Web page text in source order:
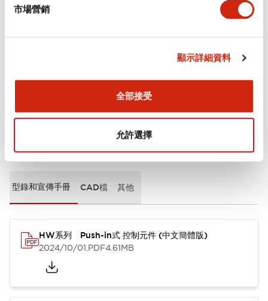
市場營銷
顯示詳細資料
全部接受
允許選擇
環境規範
型錄和宣傳手冊 CAD檔 其他
HW系列 Push-in式 控制元件 (中文簡體版)
2024/10/01.PDF4.61MB